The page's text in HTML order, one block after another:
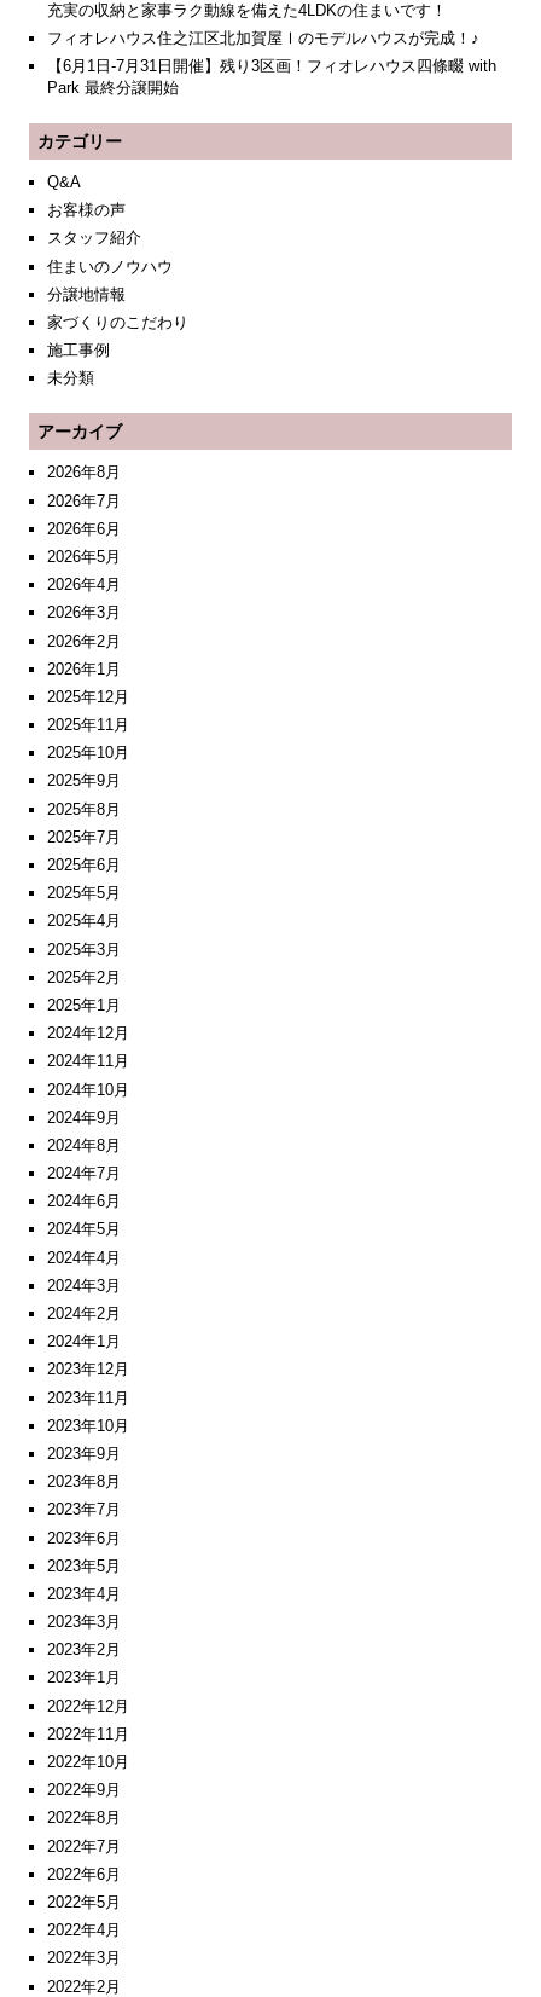
充実の収納と家事ラク動線を備えた4LDKの住まいです！
フィオレハウス住之江区北加賀屋Ⅰのモデルハウスが完成！♪
【6月1日-7月31日開催】残り3区画！フィオレハウス四條畷 with
Park 最終分譲開始
カテゴリー
Q&A
お客様の声
スタッフ紹介
住まいのノウハウ
分譲地情報
家づくりのこだわり
施工事例
未分類
アーカイブ
2026年8月
2026年7月
2026年6月
2026年5月
2026年4月
2026年3月
2026年2月
2026年1月
2025年12月
2025年11月
2025年10月
2025年9月
2025年8月
2025年7月
2025年6月
2025年5月
2025年4月
2025年3月
2025年2月
2025年1月
2024年12月
2024年11月
2024年10月
2024年9月
2024年8月
2024年7月
2024年6月
2024年5月
2024年4月
2024年3月
2024年2月
2024年1月
2023年12月
2023年11月
2023年10月
2023年9月
2023年8月
2023年7月
2023年6月
2023年5月
2023年4月
2023年3月
2023年2月
2023年1月
2022年12月
2022年11月
2022年10月
2022年9月
2022年8月
2022年7月
2022年6月
2022年5月
2022年4月
2022年3月
2022年2月